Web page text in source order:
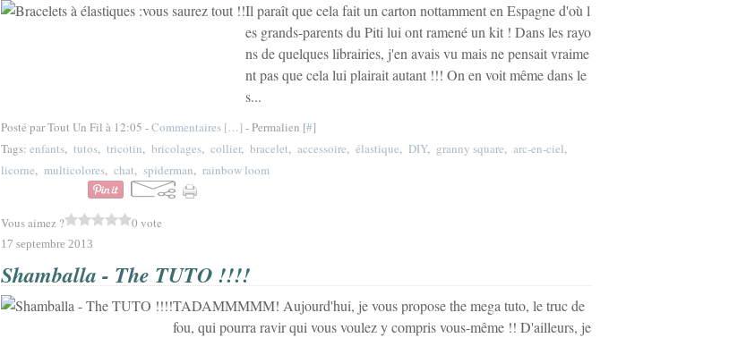
Il paraît que cela fait un carton nottamment en Espagne d'où l
es grands-parents du Piti lui ont ramené un kit ! Dans les rayo
ns de quelques librairies, j'en avais vu mais ne pensait vraime
nt pas que cela lui plairait autant !!! On en voit même dans le
s...
Posté par Tout Un Fil à 12:05 -Commentaires […] - Permalien [#]
Tags: enfants, tutos, tricotin, bricolages, collier, bracelet, accessoire, élastique, DIY, granny square, arc-en-ciel,
licorne, multicolores, chat, spiderman, rainbow loom
Vous aimez ? 0 vote
17 septembre 2013
Shamballa - The TUTO !!!!
TADAMMMMM! Aujourd'hui, je vous propose the mega tuto, le truc de
fou, qui pourra ravir qui vous voulez y compris vous-même !! D'ailleurs, je